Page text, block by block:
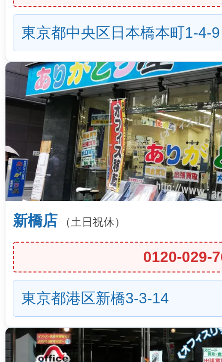
東京都中央区日本橋本町1-4-9
新橋店 （土日祝休）
0120-029-
東京都港区新橋3-3-14